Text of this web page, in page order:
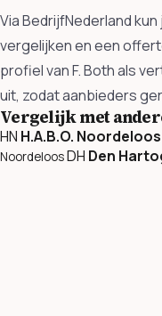
Via BedrijfNederland
vergelijken en een
profiel van F. Both als
uit, zodat aanbieders
Vergelijk met
HN H.A.B.O. Noordeloos
NoordeloosDH Den